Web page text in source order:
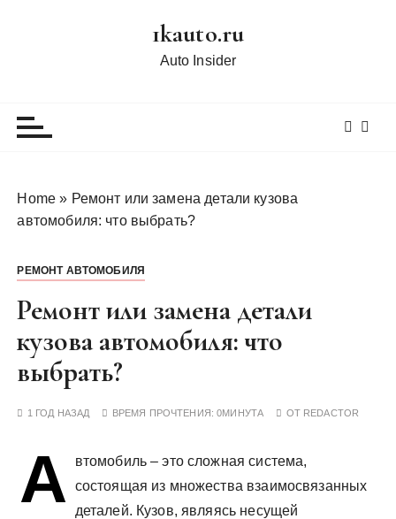
1kauto.ru
Auto Insider
Home » Ремонт или замена детали кузова
автомобиля: что выбрать?
РЕМОНТ АВТОМОБИЛЯ
Ремонт или замена детали
кузова автомобиля: что
выбрать?
1 ГОД НАЗАД ВРЕМЯ ПРОЧТЕНИЯ:0МИНУТА ОТ REDACTOR
А
втомобиль – это сложная система,
состоящая из множества взаимосвязанных
деталей. Кузов, являясь несущей